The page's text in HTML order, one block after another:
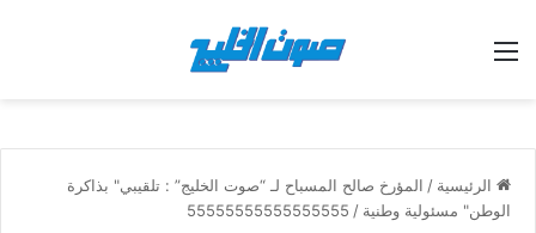
القائمة
الرئيسية / المؤرخ صالح المسباح لـ “صوت الخليج” : تلقيبي" بذاكرة
الوطن" مسئولية وطنية /
55555555555555555